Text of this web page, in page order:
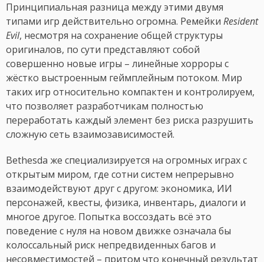
Принципиальная разница между этими двумя
типами игр действительно огромна. Ремейки Resident
Evil, несмотря на сохранение общей структуры
оригиналов, по сути представляют собой
совершенно новые игры – линейные хорроры с
жёстко выстроенным геймплейным потоком. Мир
таких игр относительно компактен и контролируем,
что позволяет разработчикам полностью
переработать каждый элемент без риска разрушить
сложную сеть взаимозависимостей.
Bethesda же специализируется на огромных играх с
открытым миром, где сотни систем непрерывно
взаимодействуют друг с другом: экономика, ИИ
персонажей, квесты, физика, инвентарь, диалоги и
многое другое. Попытка воссоздать всё это
поведение с нуля на новом движке означала бы
колоссальный риск непредвиденных багов и
несовместимостей – притом что конечный результат